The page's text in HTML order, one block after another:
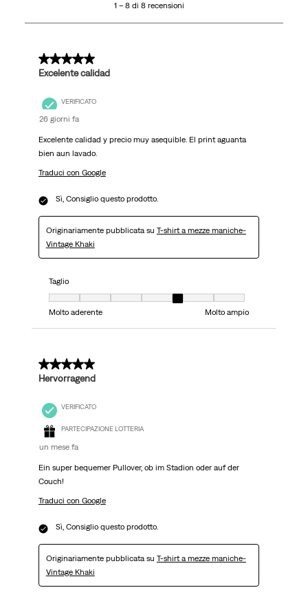
8
1 – 8 di 8 recensioni
5 su 5 stelle.
Excelente calidad
VERIFICATO
26 giorni fa
Excelente calidad y precio muy asequible. El print aguanta
bien aun lavado.
Traduci con Google
Sì, Consiglio questo prodotto.
Originariamente pubblicata su T-shirt a mezze maniche-
Vintage Khaki
Taglio
Taglio, 5 su 7, dove 1 è uguale a Molto aderente e 7 è uguale a Molto
Molto aderente
Molto ampio
5 su 5 stelle.
Hervorragend
VERIFICATO
PARTECIPAZIONE LOTTERIA
un mese fa
Ein super bequemer Pullover, ob im Stadion oder auf der
Couch!
Traduci con Google
Sì, Consiglio questo prodotto.
Originariamente pubblicata su T-shirt a mezze maniche-
Vintage Khaki